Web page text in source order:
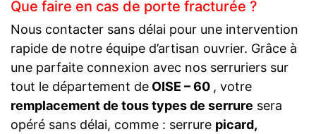
Que faire en cas de porte fracturée ?
Nous contacter sans délai pour une intervention
rapide de notre équipe d’artisan ouvrier. Grâce à
une parfaite connexion avec nos serruriers sur
tout le département de OISE – 60 , votre
remplacement de tous types de serrure sera
opéré sans délai, comme : serrure picard,